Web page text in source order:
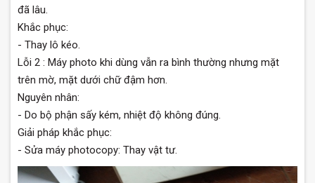
đã lâu.
Khắc phục:
- Thay lô kéo.
Lỗi 2 : Máy photo khi dùng vẫn ra bình thường nhưng mặt
trên mờ, mặt dưới chữ đậm hơn.
Nguyên nhân:
- Do bộ phận sấy kém, nhiệt độ không đúng.
Giải pháp khắc phục:
- Sửa máy photocopy: Thay vật tư.